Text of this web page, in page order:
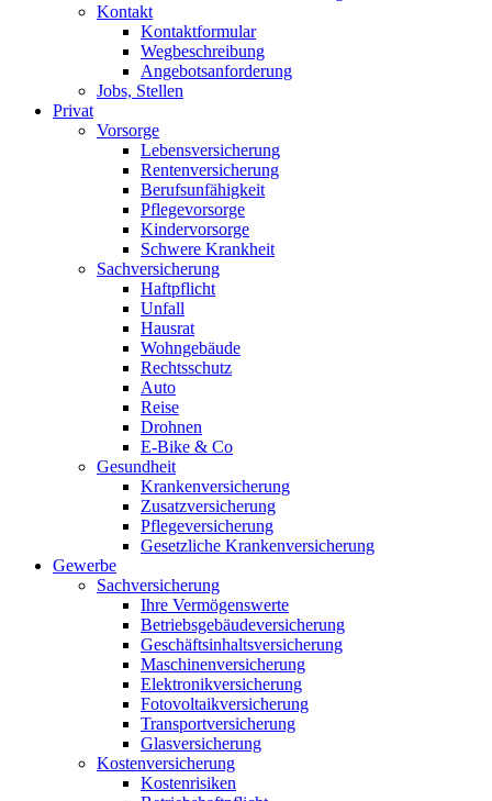
Kontakt
Kontaktformular
Wegbeschreibung
Angebotsanforderung
Jobs, Stellen
Privat
Vorsorge
Lebensversicherung
Rentenversicherung
Berufsunfähigkeit
Pflegevorsorge
Kindervorsorge
Schwere Krankheit
Sachversicherung
Haftpflicht
Unfall
Hausrat
Wohngebäude
Rechtsschutz
Auto
Reise
Drohnen
E-Bike & Co
Gesundheit
Krankenversicherung
Zusatzversicherung
Pflegeversicherung
Gesetzliche Krankenversicherung
Gewerbe
Sachversicherung
Ihre Vermögenswerte
Betriebsgebäudeversicherung
Geschäftsinhaltsversicherung
Maschinenversicherung
Elektronikversicherung
Fotovoltaikversicherung
Transportversicherung
Glasversicherung
Kostenversicherung
Kostenrisiken